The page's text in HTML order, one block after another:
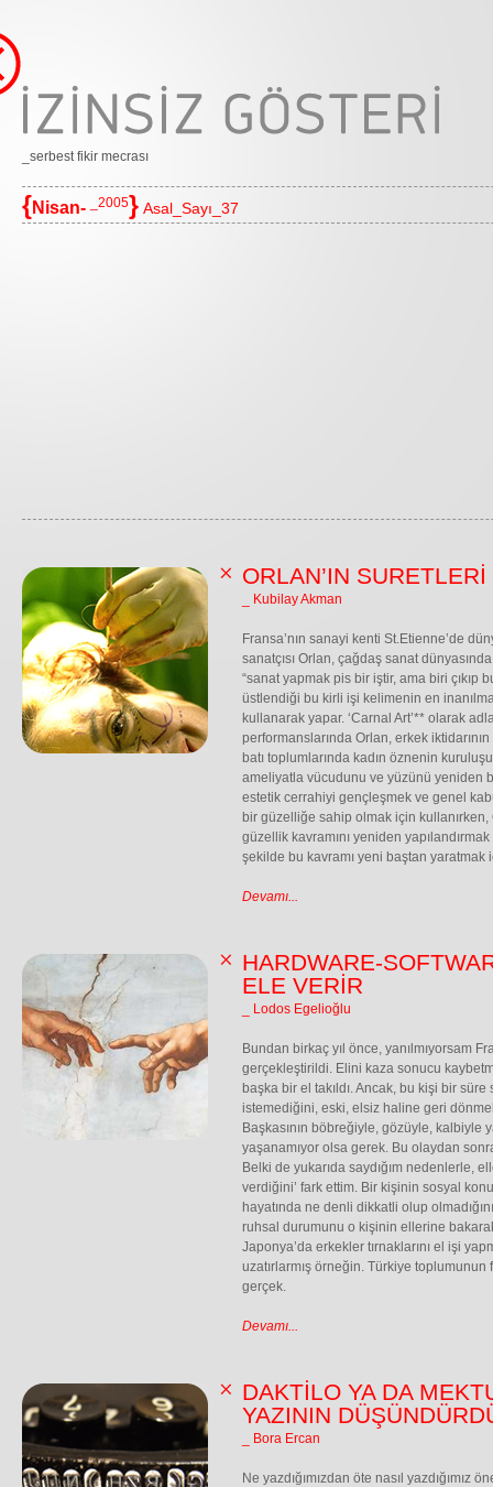
_serbest fikir mecrası
{Nisan- _2005} Asal_Sayı_37
ORLAN’IN SURETLERİ
_ Kubilay Akman
Fransa’nın sanayi kenti St.Etienne’de
sanatçısı Orlan, çağdaş sanat
“sanat yapmak pis bir iştir, ama biri çıkıp
üstlendiği bu kirli işi kelimenin en
kullanarak yapar. ‘Carnal Art’** olarak
performanslarında Orlan, erkek
batı toplumlarında kadın öznenin
ameliyatla vücudunu ve yüzünü yeniden
estetik cerrahiyi gençleşmek ve genel
bir güzelliğe sahip olmak için
güzellik kavramını yeniden
şekilde bu kavramı yeni baştan yaratmak
Devamı...
HARDWARE-
ELE VERİR
_ Lodos Egelioğlu
Bundan birkaç yıl önce, yanılmıyorsam
gerçekleştirildi. Elini kaza sonucu
başka bir el takıldı. Ancak, bu kişi bir
istemediğini, eski, elsiz haline geri
Başkasının böbreğiyle, gözüyle, kalbiyle
yaşanamıyor olsa gerek. Bu olaydan sonra
Belki de yukarıda saydığım nedenlerle,
verdiğini’ fark ettim. Bir kişinin sosyal
hayatında ne denli dikkatli olup
ruhsal durumunu o kişinin ellerine
Japonya’da erkekler tırnaklarını el işi
uzatırlarmış örneğin. Türkiye
gerçek.
Devamı...
DAKTİLO YA DA
YAZININ
_ Bora Ercan
Ne yazdığımızdan öte nasıl yazdığımız